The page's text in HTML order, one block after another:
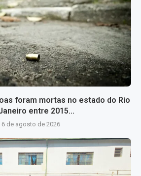
foram mortas no estado do Rio
entre 2015...
6 de agosto de 2026